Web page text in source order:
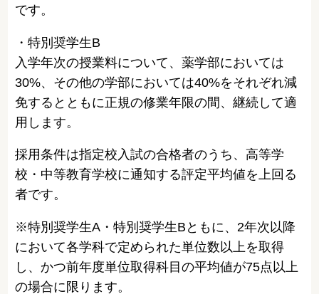
です。
・特別奨学生B
入学年次の授業料について、薬学部においては
30%、その他の学部においては40%をそれぞれ減
免するとともに正規の修業年限の間、継続して適
用します。
採用条件は指定校入試の合格者のうち、高等学
校・中等教育学校に通知する評定平均値を上回る
者です。
※特別奨学生A・特別奨学生Bともに、2年次以降
において各学科で定められた単位数以上を取得
し、かつ前年度単位取得科目の平均値が75点以上
の場合に限ります。